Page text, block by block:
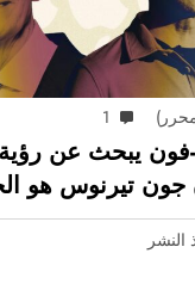
1
فون يبحث عن
جون تيرنوس هو